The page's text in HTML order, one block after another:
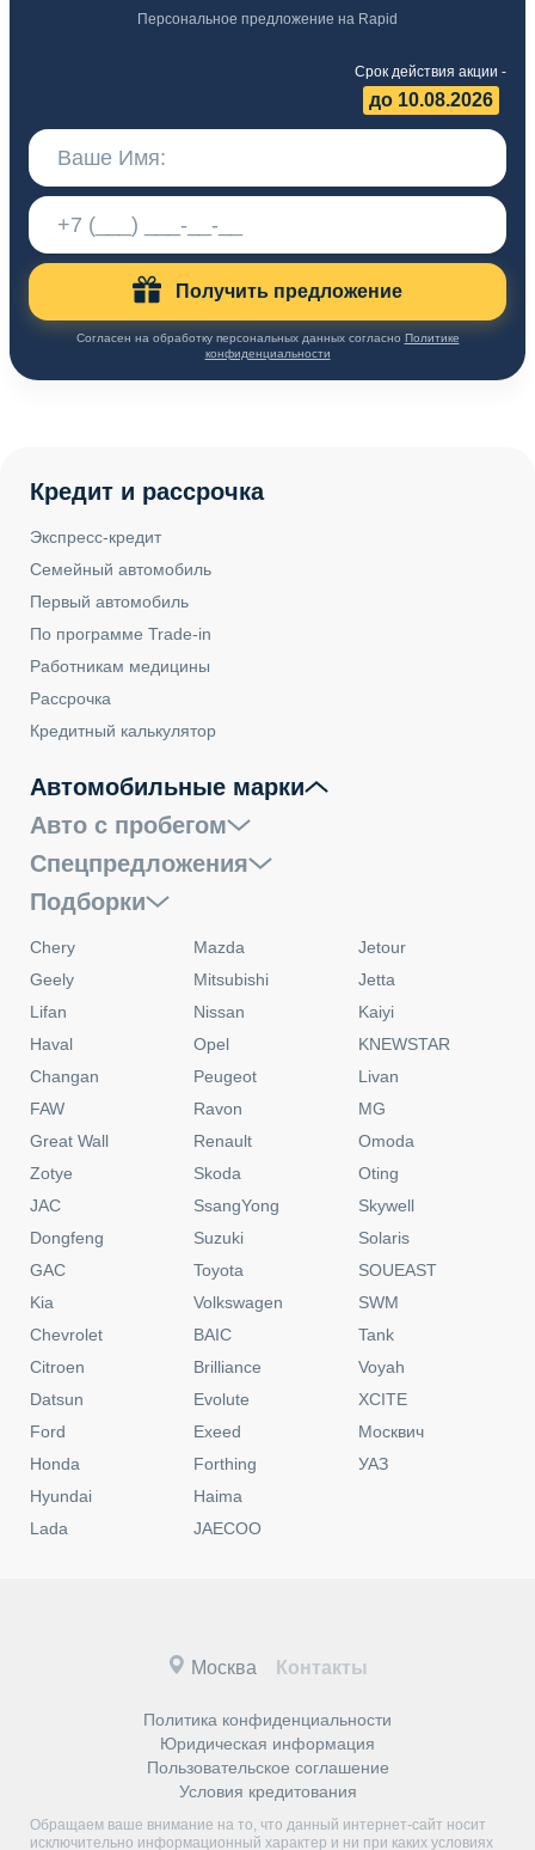
Персональное предложение на Rapid
Срок действия акции -
до 10.08.2026
Получить предложение
Согласен на обработку персональных данных согласно Политике
конфиденциальности
Кредит и рассрочка
Экспресс-кредит
Семейный автомобиль
Первый автомобиль
По программе Trade-in
Работникам медицины
Рассрочка
Кредитный калькулятор
Автомобильные марки
Авто с пробегом
Спецпредложения
Подборки
Chery
Geely
Lifan
Haval
Changan
FAW
Great Wall
Zotye
JAC
Dongfeng
GAC
Kia
Chevrolet
Citroen
Datsun
Ford
Honda
Hyundai
Lada
Mazda
Mitsubishi
Nissan
Opel
Peugeot
Ravon
Renault
Skoda
SsangYong
Suzuki
Toyota
Volkswagen
BAIC
Brilliance
Evolute
Exeed
Forthing
Haima
JAECOO
Jetour
Jetta
Kaiyi
KNEWSTAR
Livan
MG
Omoda
Oting
Skywell
Solaris
SOUEAST
SWM
Tank
Voyah
XCITE
Москвич
УАЗ
Обращаем ваше внимание на то, что данный интернет-сайт носит
исключительно информационный характер и ни при каких условиях
Политика конфиденциальности
Юридическая информация
Пользовательское соглашение
Условия кредитования
Москва Контакты